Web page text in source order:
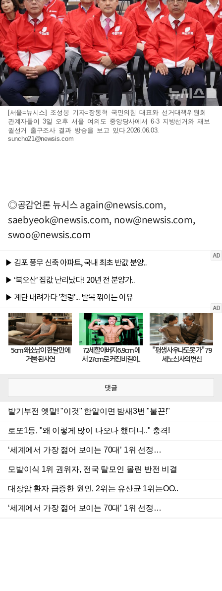
[서울=뉴시스] 조성봉 기자=장동혁 국민의힘 대표와 선거대책위원회
관계자들이 3일 오후 서울 여의도 중앙당사에서 6·3 지방선거와 재보
궐선거 출구조사 결과 방송을 보고 있다.2026.06.03.
suncho21@newsis.com
◎공감언론 뉴시스again@newsis.com,
saebyeok@newsis.com, now@newsis.com,
swoo@newsis.com
댓글